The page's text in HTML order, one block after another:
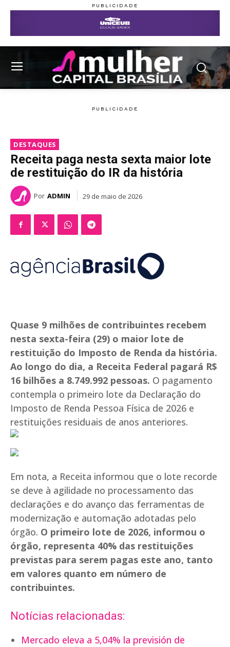
DESTAQUES
Receita paga nesta sexta maior lote
de restituição do IR da história
Por ADMIN 29 de maio de 2026
Quase 9 milhões de contribuintes recebem
nesta sexta-feira (29) o maior lote de
restituição do Imposto de Renda da história.
Ao longo do dia, a Receita Federal pagará R$
16 bilhões a 8.749.992 pessoas. O pagamento
contempla o primeiro lote da Declaração do
Imposto de Renda Pessoa Física de 2026 e
restituições residuais de anos anteriores.
Em nota, a Receita informou que o lote recorde
se deve à agilidade no processamento das
declarações e do avanço das ferramentas de
modernização e automação adotadas pelo
órgão. O primeiro lote de 2026, informou o
órgão, representa 40% das restituições
previstas para serem pagas este ano, tanto
em valores quanto em número de
contribuintes.
Notícias relacionadas:
Mercado eleva a 5,04% la previsión de